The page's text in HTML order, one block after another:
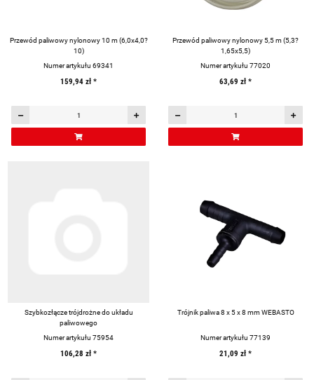
Przewód paliwowy nylonowy 10 m (6,0x4,0?
10)
Numer artykułu 69341
159,94 zł *
Przewód paliwowy nylonowy 5,5 m (5,3?
1,65x5,5)
Numer artykułu 77020
63,69 zł *
Szybkozłącze trójdrożne do układu
paliwowego
Numer artykułu 75954
106,28 zł *
Trójnik paliwa 8 x 5 x 8 mm WEBASTO
Numer artykułu 77139
21,09 zł *